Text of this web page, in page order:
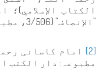
الكتاب
"الإنصاف" (3/506، مطبوعہ: دار إحياء التراث العربي)۔
[2]
مطبوعہ: دار الكتب